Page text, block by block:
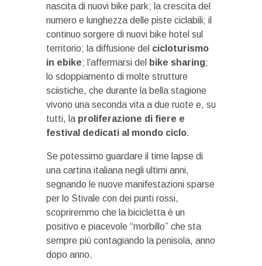
nascita di nuovi bike park; la crescita del
numero e lunghezza delle piste ciclabili; il
continuo sorgere di nuovi bike hotel sul
territorio; la diffusione del cicloturismo
in ebike; l’affermarsi del bike sharing;
lo sdoppiamento di molte strutture
sciistiche, che durante la bella stagione
vivono una seconda vita a due ruote e, su
tutti, la proliferazione di fiere e
festival dedicati al mondo ciclo.
Se potessimo guardare il time lapse di
una cartina italiana negli ultimi anni,
segnando le nuove manifestazioni sparse
per lo Stivale con dei punti rossi,
scopriremmo che la bicicletta è un
positivo e piacevole “morbillo” che sta
sempre più contagiando la penisola, anno
dopo anno.